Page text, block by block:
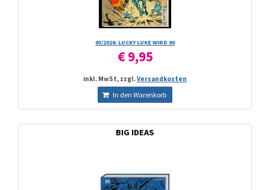
03/­2026: LUCKY LUKE WIRD 80
€ 9,95
inkl. MwSt, zzgl.Versandkosten
In den Warenkorb
BIG IDEAS